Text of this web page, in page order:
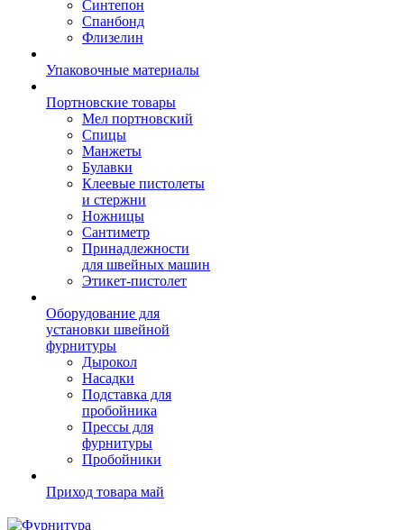
Синтепон
Спанбонд
Флизелин
Упаковочные материалы
Портновские товары
Мел портновский
Спицы
Манжеты
Булавки
Клеевые пистолеты
и стержни
Ножницы
Сантиметр
Принадлежности
для швейных машин
Этикет-пистолет
Оборудование для
установки швейной
фурнитуры
Дырокол
Насадки
Подставка для
пробойника
Прессы для
фурнитуры
Пробойники
Приход товара май